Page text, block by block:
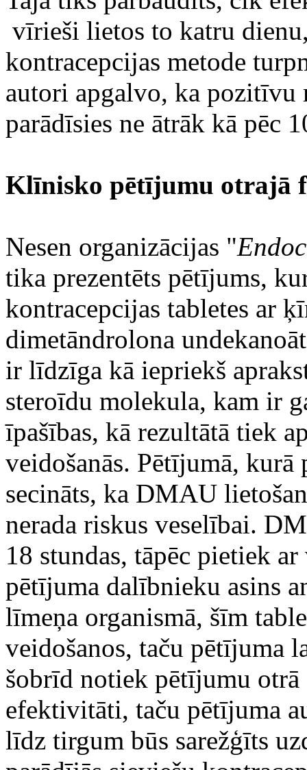
vīrieši lietos to katru
kontracepcijas metode
autori apgalvo, ka pozitīvu
parādīsies ne ātrāk kā pēc
Klīnisko pētījumu otrajā
Nesen organizācijas "
tika prezentēts pētījums,
kontracepcijas tabletes ar
dimetāndrolona
ir līdzīga kā iepriekš
steroīdu molekula, kam ir
īpašības, kā rezultātā tiek
veidošanās. Pētījumā,
secināts, ka DMAU
nerada riskus veselībai.
18 stundas, tāpēc pietiek
pētījuma dalībnieku asins
līmeņa organismā, šīm
veidošanos, taču pētījuma
šobrīd notiek pētījumu otrā
efektivitāti, taču pētījuma
līdz tirgum būs sarežģīts